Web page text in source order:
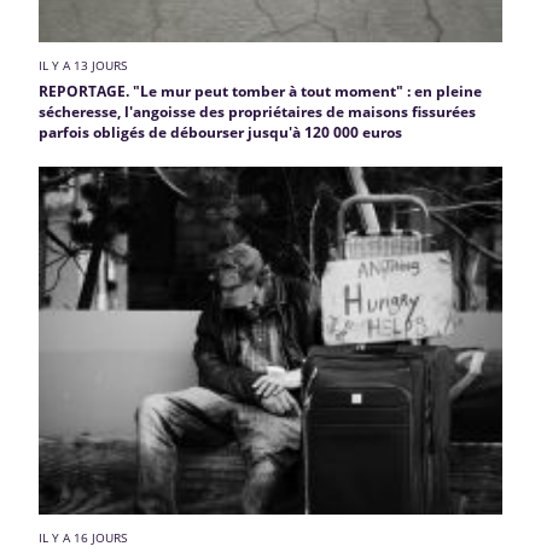
IL Y A 13 JOURS
REPORTAGE. "Le mur peut tomber à tout moment" : en pleine
sécheresse, l'angoisse des propriétaires de maisons fissurées
parfois obligés de débourser jusqu'à 120 000 euros
IL Y A 16 JOURS